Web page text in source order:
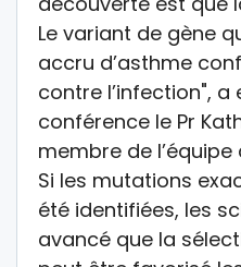
Le variant de gène
accru d’asthme
contre l’infection", a
conférence le Pr
membre de
Si les mutations
été identifiées, les
avancé que la